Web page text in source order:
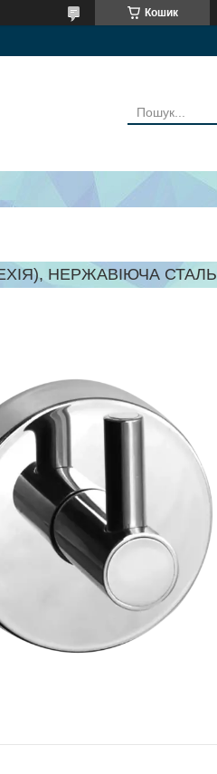
Кошик
НЕРЖАВІЮЧА СТАЛЬ